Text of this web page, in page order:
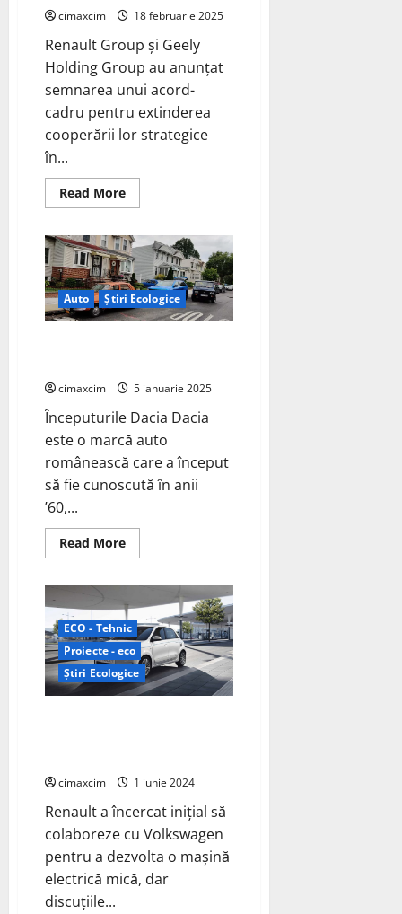
cimaxcim 18 februarie 2025
Renault Group și Geely
Holding Group au anunțat
semnarea unui acord-
cadru pentru extinderea
cooperării lor strategice
în...
Read MoreRead
more
și
Geely
își
extind
parteneriatul
strategic
în
vehicule
electrice
Auto Știri Ecologice
cimaxcim 5 ianuarie 2025
Începuturile Dacia Dacia
este o marcă auto
românească care a început
să fie cunoscută în anii
’60,...
Read MoreRead
more
De
la
Începuturi
la
Revoluția
Electrică
ECO - Tehnic
Proiecte - eco
Știri Ecologice
cimaxcim 1 iunie 2024
Renault a încercat inițial să
colaboreze cu Volkswagen
pentru a dezvolta o mașină
electrică mică, dar
discuțiile...